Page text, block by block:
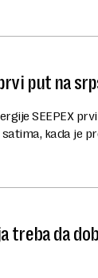
put na
SEEPEX
kada je
treba da